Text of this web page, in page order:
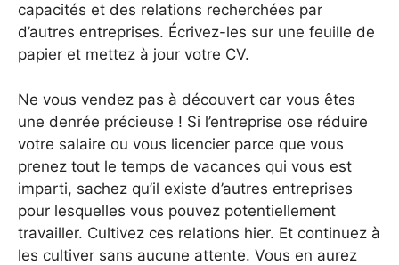
capacités et des relations recherchées par
d’autres entreprises. Écrivez-les sur une feuille de
papier et mettez à jour votre CV.
Ne vous vendez pas à découvert car vous êtes
une denrée précieuse ! Si l’entreprise ose réduire
votre salaire ou vous licencier parce que vous
prenez tout le temps de vacances qui vous est
imparti, sachez qu’il existe d’autres entreprises
pour lesquelles vous pouvez potentiellement
travailler. Cultivez ces relations hier. Et continuez à
les cultiver sans aucune attente. Vous en aurez